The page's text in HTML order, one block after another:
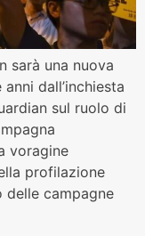
sarà una nuova
dall’inchiesta
sul ruolo di
voragine
profilazione
delle campagne